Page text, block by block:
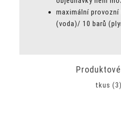
maximální provozní
(voda)/ 10 barů
tkus (3)